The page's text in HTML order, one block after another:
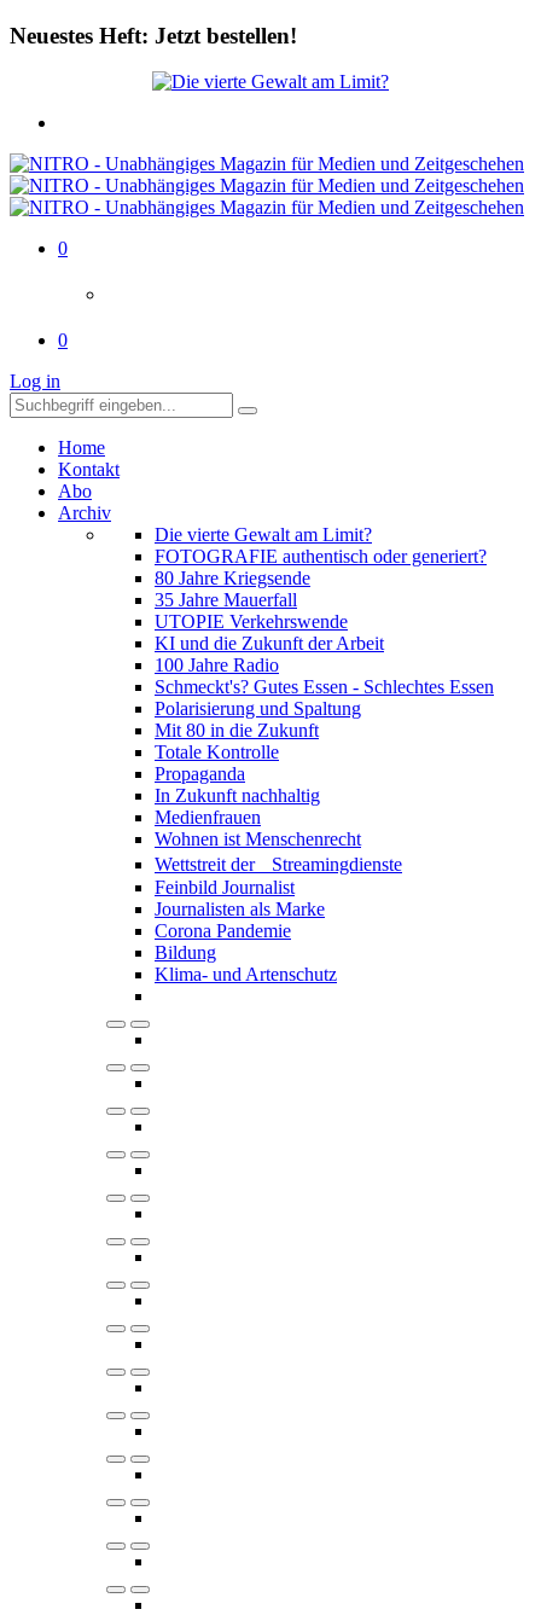
Neuestes Heft: Jetzt bestellen!
0
0
Log in
Home
Kontakt
Abo
Archiv
Die vierte Gewalt am Limit?
FOTOGRAFIE authentisch oder generiert?
80 Jahre Kriegsende
35 Jahre Mauerfall
UTOPIE Verkehrswende
KI und die Zukunft der Arbeit
100 Jahre Radio
Schmeckt's? Gutes Essen - Schlechtes Essen
Polarisierung und Spaltung
Mit 80 in die Zukunft
Totale Kontrolle
Propaganda
In Zukunft nachhaltig
Medienfrauen
Wohnen ist Menschenrecht
Wettstreit der Streamingdienste
Feinbild Journalist
Journalisten als Marke
Corona Pandemie
Bildung
Klima- und Artenschutz